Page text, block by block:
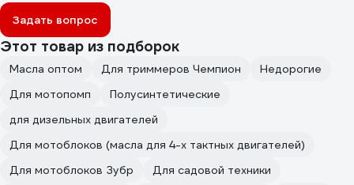
Задать вопрос
Этот товар из подборок
Масла оптом Для триммеров Чемпион
Недорогие
Для мотопомп
Полусинтетические
для дизельных двигателей
Для мотоблоков (масла для 4-х тактных двигателей)
Для мотоблоков Зубр
Для садовой техники